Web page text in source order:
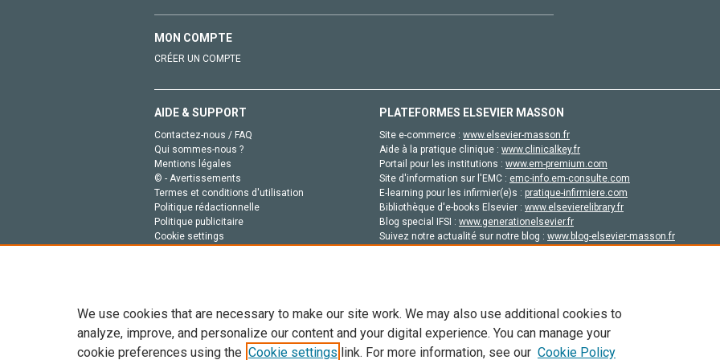
MON COMPTE
CRÉER UN COMPTE
AIDE & SUPPORT
Contactez-nous / FAQ
Qui sommes-nous ?
Mentions légales
© - Avertissements
Termes et conditions d'utilisation
Politique rédactionnelle
Politique publicitaire
Cookie settings
PLATEFORMES ELSEVIER MASSON
Site e-commerce : www.elsevier-masson.fr
Aide à la pratique clinique : www.clinicalkey.fr
Portail pour les institutions : www.em-premium.com
Site d'information sur l'EMC : emc-info.em-consulte.com
E-learning pour les infirmier(e)s : pratique-infirmiere.com
Bibliothèque d'e-books Elsevier : www.elsevierelibrary.fr
Blog special IFSI : www.generationelsevier.fr
Suivez notre actualité sur notre blog : www.blog-elsevier-masson.fr
Tout le contenu de ce site: Copyright © 2026 Elsevier, ses concédants de licence et ses contributeurs. Tout les droits sont réservés,
We use cookies that are necessary to make our site work. We may also use additional cookies to
analyze, improve, and personalize our content and your digital experience. You can manage your
cookie preferences using the Cookie settings link. For more information, see our Cookie Policy